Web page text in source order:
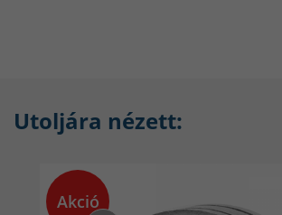
Utoljára nézett:
Akció